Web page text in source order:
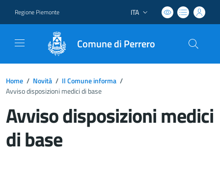
Regione Piemonte Lingua attiva:
ITA
Comune di Perrero
Home / Novità / Il Comune informa /
Avviso disposizioni medici di base
Avviso disposizioni medici
di base